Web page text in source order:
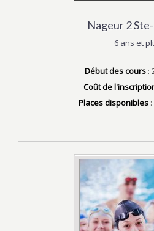
Nageur 2
6 ans et
Début des cours:
Coût de
Places disponibles